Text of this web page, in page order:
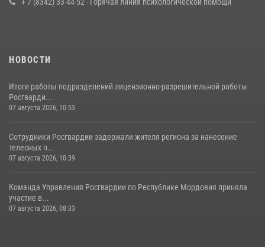
23 июля 2026, 11:54 4
НОВОСТИ
Итоги работы подразделений лицензионно-разрешительной работы
Росгварди...
07 августа 2026, 10:53
Сотрудники Росгвардии задержали жителя региона за нанесение
телесных п...
07 августа 2026, 10:39
Команда Управления Росгвардии по Республике Мордовия приняла
участие в...
07 августа 2026, 08:33